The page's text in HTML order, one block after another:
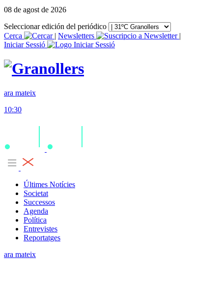
08 de agost de 2026
Seleccionar edición del periódico
Cerca
| Newsletters
|
Iniciar Sessió
ara mateix
10:30
Últimes Notícies
Societat
Successos
Agenda
Política
Entrevistes
Reportatges
ara mateix